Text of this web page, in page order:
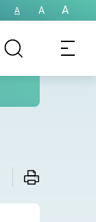
A A A
ビザ (VISA)
申請書ダウンロ